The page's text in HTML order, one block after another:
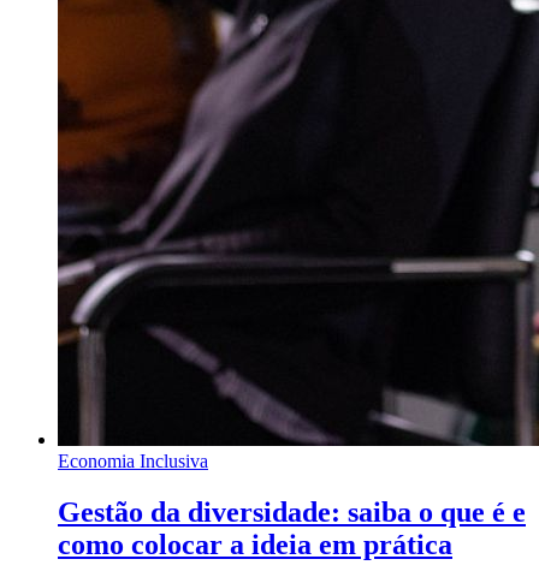
Economia Inclusiva
Gestão da diversidade: saiba o que é e
como colocar a ideia em prática